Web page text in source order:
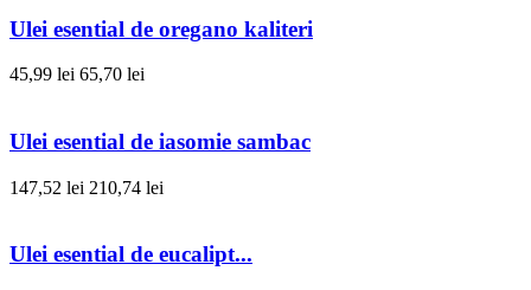
Ulei esential de oregano kaliteri
45,99 lei 65,70 lei
Ulei esential de iasomie sambac
147,52 lei 210,74 lei
Ulei esential de eucalipt...